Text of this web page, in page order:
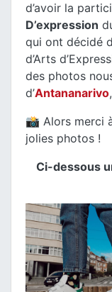
d’avoir la
D’expression
qui ont décidé
d’Arts
des photos
d’Antananarivo
📸 Alors merci
jolies photos !
Ci-dessous